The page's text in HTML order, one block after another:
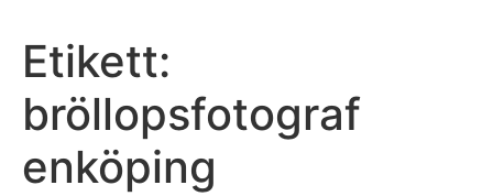
Etikett:
bröllopsfotograf
enköping